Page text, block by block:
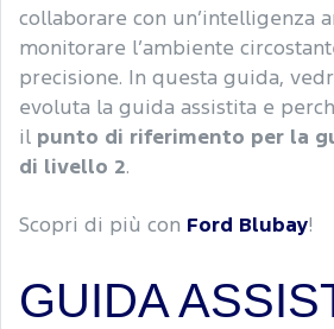
collaborare con un’intelligenza
monitorare l’ambiente
precisione. In questa guida,
evoluta la guida assistita e
il punto di riferimento per la
di livello 2.
Scopri di più con Ford Blubay!
GUIDA